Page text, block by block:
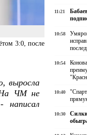
3:0, после
выросла
На ЧМ не
написал
11:21
10:58
10:54
10:40
10:30